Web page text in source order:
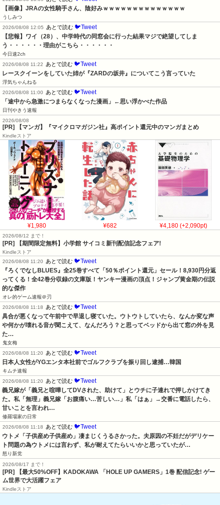
【画像】JRAの女性騎手さん、陰好みｗｗｗｗｗｗｗｗｗｗｗｗｗｗ
うしみつ
2026/08/08 12:05
あとで読む 🐦Tweet
【悲報】ワイ（28）、中学時代の同窓会に行った結果マジで絶望してしま
う・・・・・・理由がこちら・・・・・・
今日速2ch
2026/08/08 11:22
あとで読む 🐦Tweet
レースクイーンをしていた姉が『ZARDの坂井』についてこう言っていた
浮気ちゃんねる
2026/08/08 11:00
あとで読む 🐦Tweet
「途中から急激につまらなくなった漫画」←思い浮かべた作品
日刊やきう速報
2026/08/08
[PR] 【マンガ】『マイクロマガジン社』高ポイント還元中のマンガまとめ
Kindleストア
¥1,980 ¥682 ¥4,180 (+2,090pt)
2026/08/12 まで！
[PR] 【期間限定無料】小学館 サイコミ新刊配信記念フェア!
Kindleストア
2026/08/08 11:20
あとで読む 🐦Tweet
『ろくでなしBLUES』全25巻すべて「50％ポイント還元」セール！8,930円分返
ってくる！全42巻分収録の文庫版！ヤンキー漫画の頂点！ジャンプ黄金期の伝説
的な傑作
オレ的ゲーム速報＠刃
2026/08/08 11:18
あとで読む 🐦Tweet
具合が悪くなって午前中で早退し寝ていた。ウトウトしていたら、なんか変な声
や何かが壊れる音が聞こえて、なんだろう？と思ってベッドから出て窓の外を見
た…
鬼女梅
2026/08/08 11:20
あとで読む 🐦Tweet
日本人女性がYGエンタ本社前でゴルフクラブを振り回し逮捕…韓国
キムチ速報
2026/08/08 11:20
あとで読む 🐦Tweet
義兄嫁が「義兄と喧嘩してDVされた、助けて」とウチに子連れで押しかけてき
た。私「無理」義兄嫁「お腹痛い…苦しい…」私「はぁ」→交番に電話したら、
甘いことを言われ…
修羅場家の日常
2026/08/08 11:18
あとで読む 🐦Tweet
ウトメ「子供産め子供産め」凄まじくうるさかった。夫原因の不妊だがデリケー
ト問題の為ウトメには言わず、私が耐えてたらいいかと思っていたが…
怒り新党
2026/08/17 まで！
[PR] 【最大50%OFF】KADOKAWA 「HOLE UP GAMERS」1巻 配信記念! ゲー
ム世界で大活躍フェア
Kindleストア